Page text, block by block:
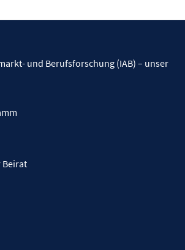
und Berufsforschung (IAB) – unser
Beirat